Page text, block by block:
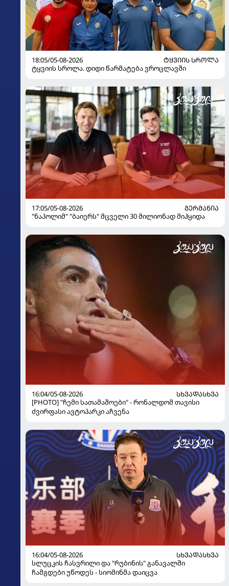
18:05/05-08-2026
ᲢᲧᲕᲘᲘᲡ ᲡᲠᲝᲚᲐ
ტყვიის სროლა. დიდი წარმატება ვროცლავში
17:05/05-08-2026
ᲒᲔᲠᲛᲐᲜᲘᲐ
"ნაპოლიმ" "ბაიერს" მცველი 30 მილიონად მიჰყიდა
16:04/05-08-2026
ᲡᲮᲕᲐᲓᲐᲡᲮᲕᲐ
[PHOTO] "ჩემი სათამაშოები" - რონალდომ თავისი
ძვირფასი ავტოპარკი აჩვენა
16:04/05-08-2026
ᲡᲮᲕᲐᲓᲐᲡᲮᲕᲐ
სლუცკის ჩასვრილი და "რუბინის" განავალში
ჩამგდები უწოდეს - სიომინმა დაიცვა